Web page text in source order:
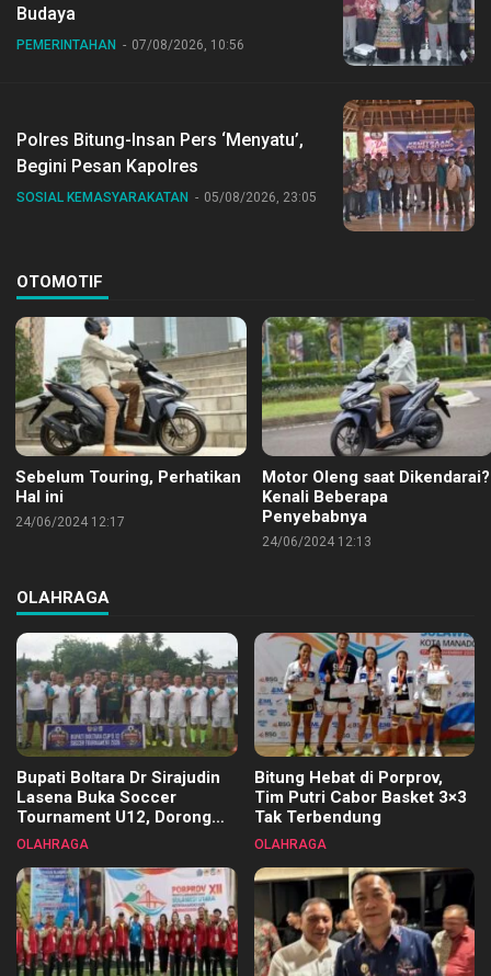
Budaya
PEMERINTAHAN 07/08/2026, 10:56
Polres Bitung-Insan Pers ‘Menyatu’,
Begini Pesan Kapolres
SOSIAL KEMASYARAKATAN 05/08/2026, 23:05
OTOMOTIF
Sebelum Touring, Perhatikan
Hal ini
24/06/2024 12:17
Motor Oleng saat Dikendarai?
Kenali Beberapa
Penyebabnya
24/06/2024 12:13
OLAHRAGA
Bupati Boltara Dr Sirajudin
Lasena Buka Soccer
Tournament U12, Dorong
Pembinaan Merata di Setiap
OLAHRAGA
Bitung Hebat di Porprov,
Tim Putri Cabor Basket 3×3
Tak Terbendung
OLAHRAGA